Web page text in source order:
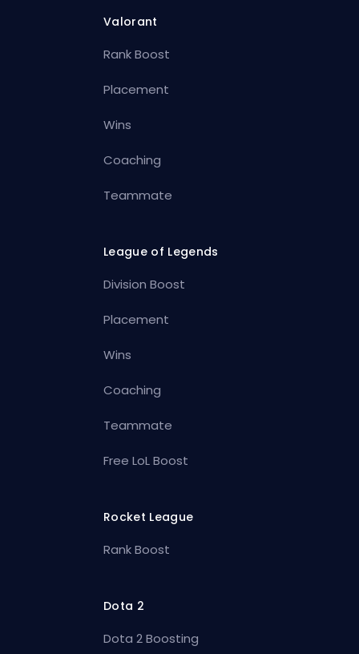
Valorant
Rank Boost
Placement
Wins
Coaching
Teammate
League of Legends
Division Boost
Placement
Wins
Coaching
Teammate
Free LoL Boost
Rocket League
Rank Boost
Dota 2
Dota 2 Boosting